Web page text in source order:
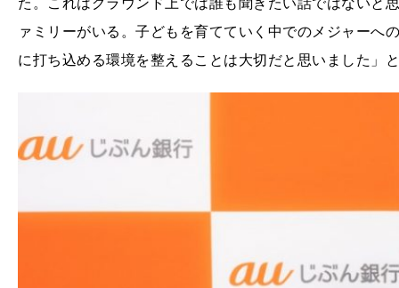
た。これはグラウンド上では誰も聞きたい話ではないと
ァミリーがいる。子どもを育てていく中でのメジャーへ
に打ち込める環境を整えることは大切だと思いました」